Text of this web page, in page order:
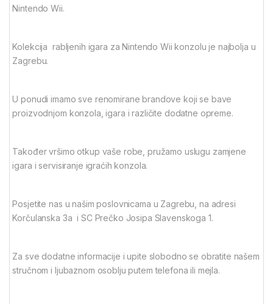
Nintendo Wii.
Kolekcija rabljenih igara za Nintendo Wii konzolu je najbolja u
Zagrebu.
U ponudi imamo sve renomirane brandove koji se bave
proizvodnjom konzola, igara i različite dodatne opreme.
Također vršimo otkup vaše robe, pružamo uslugu zamjene
igara i servisiranje igraćih konzola.
Posjetite nas u našim poslovnicama u Zagrebu, na adresi
Korčulanska 3a i SC Prečko Josipa Slavenskoga 1.
Za sve dodatne informacije i upite slobodno se obratite našem
stručnom i ljubaznom osoblju putem telefona ili mejla.